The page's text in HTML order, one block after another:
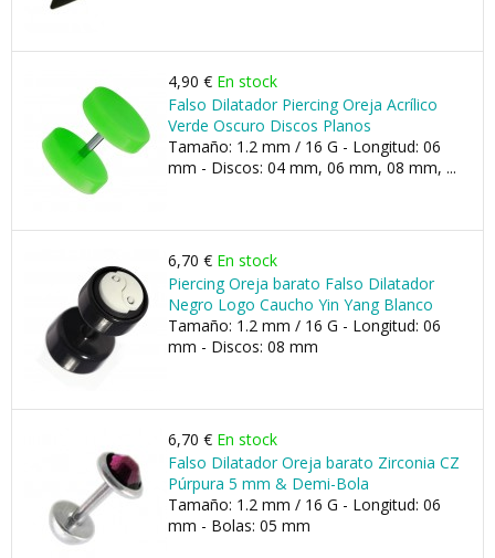
4,90 € En stock
Falso Dilatador Piercing Oreja Acrílico
Verde Oscuro Discos Planos
Tamaño: 1.2 mm / 16 G - Longitud: 06
mm - Discos: 04 mm, 06 mm, 08 mm, ...
6,70 € En stock
Piercing Oreja barato Falso Dilatador
Negro Logo Caucho Yin Yang Blanco
Tamaño: 1.2 mm / 16 G - Longitud: 06
mm - Discos: 08 mm
6,70 € En stock
Falso Dilatador Oreja barato Zirconia CZ
Púrpura 5 mm & Demi-Bola
Tamaño: 1.2 mm / 16 G - Longitud: 06
mm - Bolas: 05 mm